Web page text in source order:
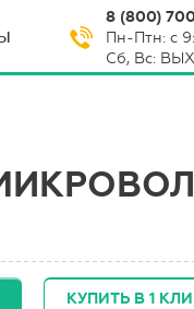
8 (800)
Пн-Птн: с
Сб, Вс:
КУПИТЬ В 1